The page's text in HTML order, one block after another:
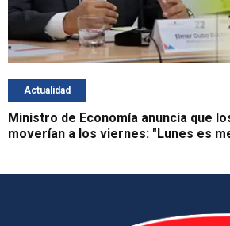
Actualidad
Ministro de Economía anuncia que
moverían a los viernes: "Lunes es